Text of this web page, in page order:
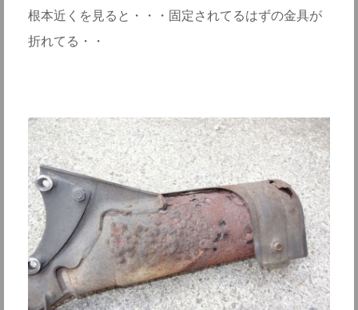
根本近くを見ると・・・固定されてるはずの金具が
折れてる・・